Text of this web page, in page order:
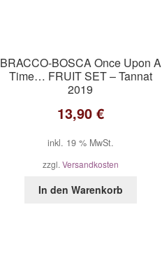
BRACCO-BOSCA Once Upon A
Time… FRUIT SET – Tannat
2019
13,90 €
inkl. 19 % MwSt.
zzgl. Versandkosten
In den Warenkorb